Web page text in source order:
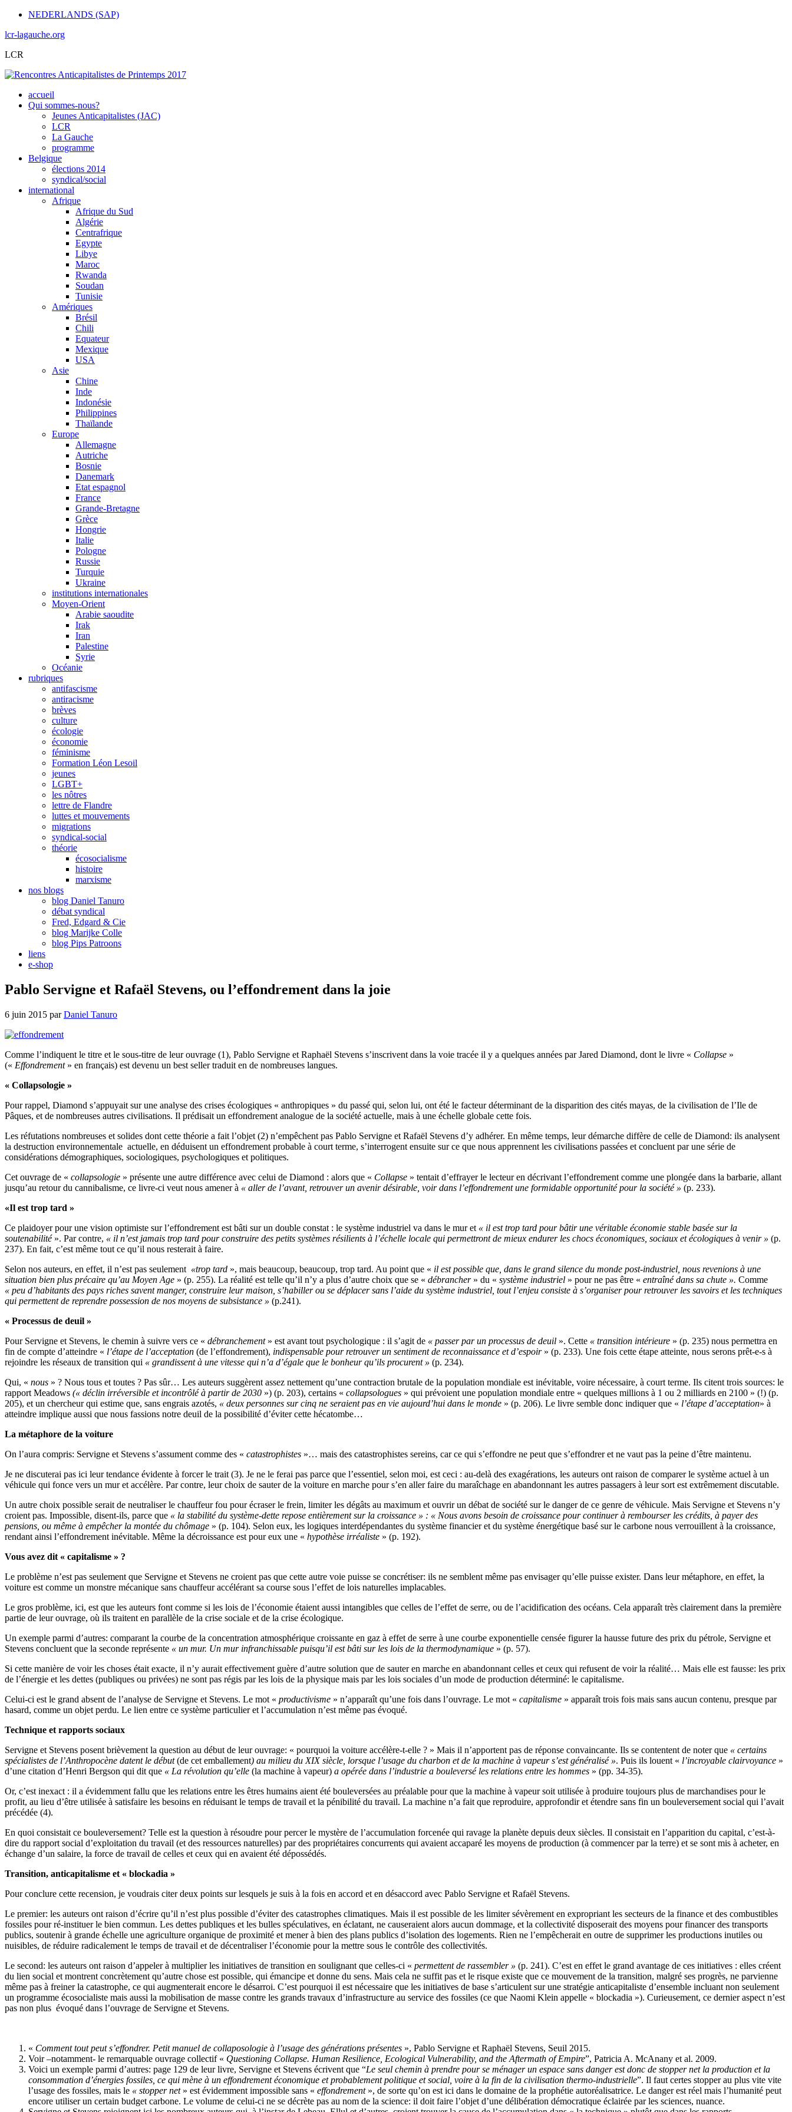
NEDERLANDS (SAP)
lcr-lagauche.org
LCR
accueil
Qui sommes-nous?
Jeunes Anticapitalistes (JAC)
LCR
La Gauche
programme
Belgique
élections 2014
syndical/social
international
Afrique
Afrique du Sud
Algérie
Centrafrique
Egypte
Libye
Maroc
Rwanda
Soudan
Tunisie
Amériques
Brésil
Chili
Equateur
Mexique
USA
Asie
Chine
Inde
Indonésie
Philippines
Thaïlande
Europe
Allemagne
Autriche
Bosnie
Danemark
Etat espagnol
France
Grande-Bretagne
Grèce
Hongrie
Italie
Pologne
Russie
Turquie
Ukraine
institutions internationales
Moyen-Orient
Arabie saoudite
Irak
Iran
Palestine
Syrie
Océanie
rubriques
antifascisme
antiracisme
brèves
culture
écologie
économie
féminisme
Formation Léon Lesoil
jeunes
LGBT+
les nôtres
lettre de Flandre
luttes et mouvements
migrations
syndical-social
théorie
écosocialisme
histoire
marxisme
nos blogs
blog Daniel Tanuro
débat syndical
Fred, Edgard & Cie
blog Marijke Colle
blog Pips Patroons
liens
e-shop
Pablo Servigne et Rafaël Stevens, ou l’effondrement dans la joie
6 juin 2015 parDaniel Tanuro
Comme l’indiquent le titre et le sous-titre de leur ouvrage (1), Pablo Servigne et Raphaël Stevens s’inscrivent dans la voie tracée il y a quelques années par Jared Diamond, dont le livre « Collapse »
(« Effondrement» en français) est devenu un best seller traduit en de nombreuses langues.
« Collapsologie »
Pour rappel, Diamond s’appuyait sur une analyse des crises écologiques « anthropiques » du passé qui, selon lui, ont été le facteur déterminant de la disparition des cités mayas, de la civilisation de l’Ile de
Pâques, et de nombreuses autres civilisations. Il prédisait un effondrement analogue de la société actuelle, mais à une échelle globale cette fois.
Les réfutations nombreuses et solides dont cette théorie a fait l’objet (2) n’empêchent pas Pablo Servigne et Rafaël Stevens d’y adhérer. En même temps, leur démarche diffère de celle de Diamond: ils analysent
la destruction environnementale actuelle, en déduisent un effondrement probable à court terme, s’interrogent ensuite sur ce que nous apprennent les civilisations passées et concluent par une série de
considérations démographiques, sociologiques, psychologiques et politiques.
Cet ouvrage de « collapsologie » présente une autre différence avec celui de Diamond : alors que « Collapse » tentait d’effrayer le lecteur en décrivant l’effondrement comme une plongée dans la barbarie, allant
jusqu’au retour du cannibalisme, ce livre-ci veut nous amener à « aller de l’avant, retrouver un avenir désirable, voir dans l’effondrement une formidable opportunité pour la société » (p. 233).
«Il est trop tard »
Ce plaidoyer pour une vision optimiste sur l’effondrement est bâti sur un double constat : le système industriel va dans le mur et « il est trop tard pour bâtir une véritable économie stable basée sur la
soutenabilité». Par contre, « il n’est jamais trop tard pour construire des petits systèmes résilients à l’échelle locale qui permettront de mieux endurer les chocs économiques, sociaux et écologiques à venir » (p.
237). En fait, c’est même tout ce qu’il nous resterait à faire.
Selon nos auteurs, en effet, il n’est pas seulement «trop tard », mais beaucoup, beaucoup, trop tard. Au point que « il est possible que, dans le grand silence du monde post-industriel, nous revenions à une
situation bien plus précaire qu’au Moyen Age » (p. 255). La réalité est telle qu’il n’y a plus d’autre choix que se « débrancher» du « système industriel » pour ne pas être « entraîné dans sa chute ». Comme
« peu d’habitants des pays riches savent manger, construire leur maison, s’habiller ou se déplacer sans l’aide du système industriel, tout l’enjeu consiste à s’organiser pour retrouver les savoirs et les techniques
qui permettent de reprendre possession de nos moyens de subsistance » (p.241).
« Processus de deuil »
Pour Servigne et Stevens, le chemin à suivre vers ce « débranchement» est avant tout psychologique : il s’agit de « passer par un processus de deuil ». Cette « transition intérieure » (p. 235) nous permettra en
fin de compte d’atteindre « l’étape de l’acceptation (de l’effondrement), indispensable pour retrouver un sentiment de reconnaissance et d’espoir» (p. 233). Une fois cette étape atteinte, nous serons prêt-e-s à
rejoindre les réseaux de transition qui « grandissent à une vitesse qui n’a d’égale que le bonheur qu’ils procurent » (p. 234).
Qui, « nous » ? Nous tous et toutes ? Pas sûr… Les auteurs suggèrent assez nettement qu’une contraction brutale de la population mondiale est inévitable, voire nécessaire, à court terme. Ils citent trois sources: le
rapport Meadows (« déclin irréversible et incontrôlé à partir de 2030 ») (p. 203), certains « collapsologues » qui prévoient une population mondiale entre « quelques millions à 1 ou 2 milliards en 2100 » (!) (p.
205), et un chercheur qui estime que, sans engrais azotés, « deux personnes sur cinq ne seraient pas en vie aujourd’hui dans le monde » (p. 206). Le livre semble donc indiquer que « l’étape d’acceptation» à
atteindre implique aussi que nous fassions notre deuil de la possibilité d’éviter cette hécatombe…
La métaphore de la voiture
On l’aura compris: Servigne et Stevens s’assument comme des « catastrophistes »… mais des catastrophistes sereins, car ce qui s’effondre ne peut que s’effondrer et ne vaut pas la peine d’être maintenu.
Je ne discuterai pas ici leur tendance évidente à forcer le trait (3). Je ne le ferai pas parce que l’essentiel, selon moi, est ceci : au-delà des exagérations, les auteurs ont raison de comparer le système actuel à un
véhicule qui fonce vers un mur et accélère. Par contre, leur choix de sauter de la voiture en marche pour s’en aller faire du maraîchage en abandonnant les autres passagers à leur sort est extrêmement discutable.
Un autre choix possible serait de neutraliser le chauffeur fou pour écraser le frein, limiter les dégâts au maximum et ouvrir un débat de société sur le danger de ce genre de véhicule. Mais Servigne et Stevens n’y
croient pas. Impossible, disent-ils, parce que « la stabilité du système-dette repose entièrement sur la croissance » : « Nous avons besoin de croissance pour continuer à rembourser les crédits, à payer des
pensions, ou même à empêcher la montée du chômage » (p. 104). Selon eux, les logiques interdépendantes du système financier et du système énergétique basé sur le carbone nous verrouillent à la croissance,
rendant ainsi l’effondrement inévitable. Même la décroissance est pour eux une « hypothèse irréaliste » (p. 192).
Vous avez dit « capitalisme » ?
Le problème n’est pas seulement que Servigne et Stevens ne croient pas que cette autre voie puisse se concrétiser: ils ne semblent même pas envisager qu’elle puisse exister. Dans leur métaphore, en effet, la
voiture est comme un monstre mécanique sans chauffeur accélérant sa course sous l’effet de lois naturelles implacables.
Le gros problème, ici, est que les auteurs font comme si les lois de l’économie étaient aussi intangibles que celles de l’effet de serre, ou de l’acidification des océans. Cela apparaît très clairement dans la première
partie de leur ouvrage, où ils traitent en parallèle de la crise sociale et de la crise écologique.
Un exemple parmi d’autres: comparant la courbe de la concentration atmosphérique croissante en gaz à effet de serre à une courbe exponentielle censée figurer la hausse future des prix du pétrole, Servigne et
Stevens concluent que la seconde représente « un mur. Un mur infranchissable puisqu’il est bâti sur les lois de la thermodynamique » (p. 57).
Si cette manière de voir les choses était exacte, il n’y aurait effectivement guère d’autre solution que de sauter en marche en abandonnant celles et ceux qui refusent de voir la réalité… Mais elle est fausse: les prix
de l’énergie et les dettes (publiques ou privées) ne sont pas régis par les lois de la physique mais par les lois sociales d’un mode de production déterminé: le capitalisme.
Celui-ci est le grand absent de l’analyse de Servigne et Stevens. Le mot « productivisme » n’apparaît qu’une fois dans l’ouvrage. Le mot « capitalisme » apparaît trois fois mais sans aucun contenu, presque par
hasard, comme un objet perdu. Le lien entre ce système particulier et l’accumulation n’est même pas évoqué.
Technique et rapports sociaux
Servigne et Stevens posent brièvement la question au début de leur ouvrage: « pourquoi la voiture accélère-t-elle ? » Mais il n’apportent pas de réponse convaincante. Ils se contentent de noter que « certains
spécialistes de l’Anthropocène datent le début(de cet emballement) au milieu du XIX siècle, lorsque l’usage du charbon et de la machine à vapeur s’est généralisé ». Puis ils louent « l’incroyable clairvoyance »
d’une citation d’Henri Bergson qui dit que « La révolution qu’elle (la machine à vapeur) a opérée dans l’industrie a bouleversé les relations entre les hommes » (pp. 34-35).
Or, c’est inexact : il a évidemment fallu que les relations entre les êtres humains aient été bouleversées au préalable pour que la machine à vapeur soit utilisée à produire toujours plus de marchandises pour le
profit, au lieu d’être utilisée à satisfaire les besoins en réduisant le temps de travail et la pénibilité du travail. La machine n’a fait que reproduire, approfondir et étendre sans fin un bouleversement social qui l’avait
précédée (4).
En quoi consistait ce bouleversement? Telle est la question à résoudre pour percer le mystère de l’accumulation forcenée qui ravage la planète depuis deux siècles. Il consistait en l’apparition du capital, c’est-à-
dire du rapport social d’exploitation du travail (et des ressources naturelles) par des propriétaires concurrents qui avaient accaparé les moyens de production (à commencer par la terre) et se sont mis à acheter, en
échange d’un salaire, la force de travail de celles et ceux qui en avaient été dépossédés.
Transition, anticapitalisme et « blockadia »
Pour conclure cette recension, je voudrais citer deux points sur lesquels je suis à la fois en accord et en désaccord avec Pablo Servigne et Rafaël Stevens.
Le premier: les auteurs ont raison d’écrire qu’il n’est plus possible d’éviter des catastrophes climatiques. Mais il est possible de les limiter sévèrement en expropriant les secteurs de la finance et des combustibles
fossiles pour ré-instituer le bien commun. Les dettes publiques et les bulles spéculatives, en éclatant, ne causeraient alors aucun dommage, et la collectivité disposerait des moyens pour financer des transports
publics, soutenir à grande échelle une agriculture organique de proximité et mener à bien des plans publics d’isolation des logements. Rien ne l’empêcherait en outre de supprimer les productions inutiles ou
nuisibles, de réduire radicalement le temps de travail et de décentraliser l’économie pour la mettre sous le contrôle des collectivités.
Le second: les auteurs ont raison d’appeler à multiplier les initiatives de transition en soulignant que celles-ci « permettent de rassembler » (p. 241). C’est en effet le grand avantage de ces initiatives : elles créent
du lien social et montrent concrètement qu’autre chose est possible, qui émancipe et donne du sens. Mais cela ne suffit pas et le risque existe que ce mouvement de la transition, malgré ses progrès, ne parvienne
même pas à freiner la catastrophe, ce qui augmenterait encore le désarroi. C’est pourquoi il est nécessaire que les initiatives de base s’articulent sur une stratégie anticapitaliste d’ensemble incluant non seulement
un programme écosocialiste mais aussi la mobilisation de masse contre les grands travaux d’infrastructure au service des fossiles (ce que Naomi Klein appelle « blockadia »). Curieusement, ce dernier aspect n’est
pas non plus évoqué dans l’ouvrage de Servigne et Stevens.
« Comment tout peut s’effondrer. Petit manuel de collaposologie à l’usage des générations présentes », Pablo Servigne et Raphaël Stevens, Seuil 2015.
Voir –notamment- le remarquable ouvrage collectif « Questioning Collapse. Human Resilience, Ecological Vulnerability, and the Aftermath of Empire”, Patricia A. McAnany et al. 2009.
Voici un exemple parmi d’autres: page 129 de leur livre, Servigne et Stevens écrivent que “Le seul chemin à prendre pour se ménager un espace sans danger est donc de stopper net la production et la
consommation d’énergies fossiles, ce qui mène à un effondrement économique et probablement politique et social, voire à la fin de la civilisation thermo-industrielle”. Il faut certes stopper au plus vite vite
l’usage des fossiles, mais le « stopper net » est évidemment impossible sans « effondrement », de sorte qu’on est ici dans le domaine de la prophétie autoréalisatrice. Le danger est réel mais l’humanité peut
encore utiliser un certain budget carbone. Le volume de celui-ci ne se décrète pas au nom de la science: il doit faire l’objet d’une délibération démocratique éclairée par les sciences, nuance.